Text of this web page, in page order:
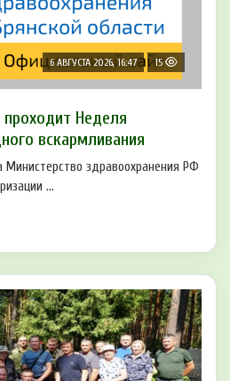
6 АВГУСТА 2026, 16:47 15
Неделя
вскармливания
Министерство здравоохранения РФ
...